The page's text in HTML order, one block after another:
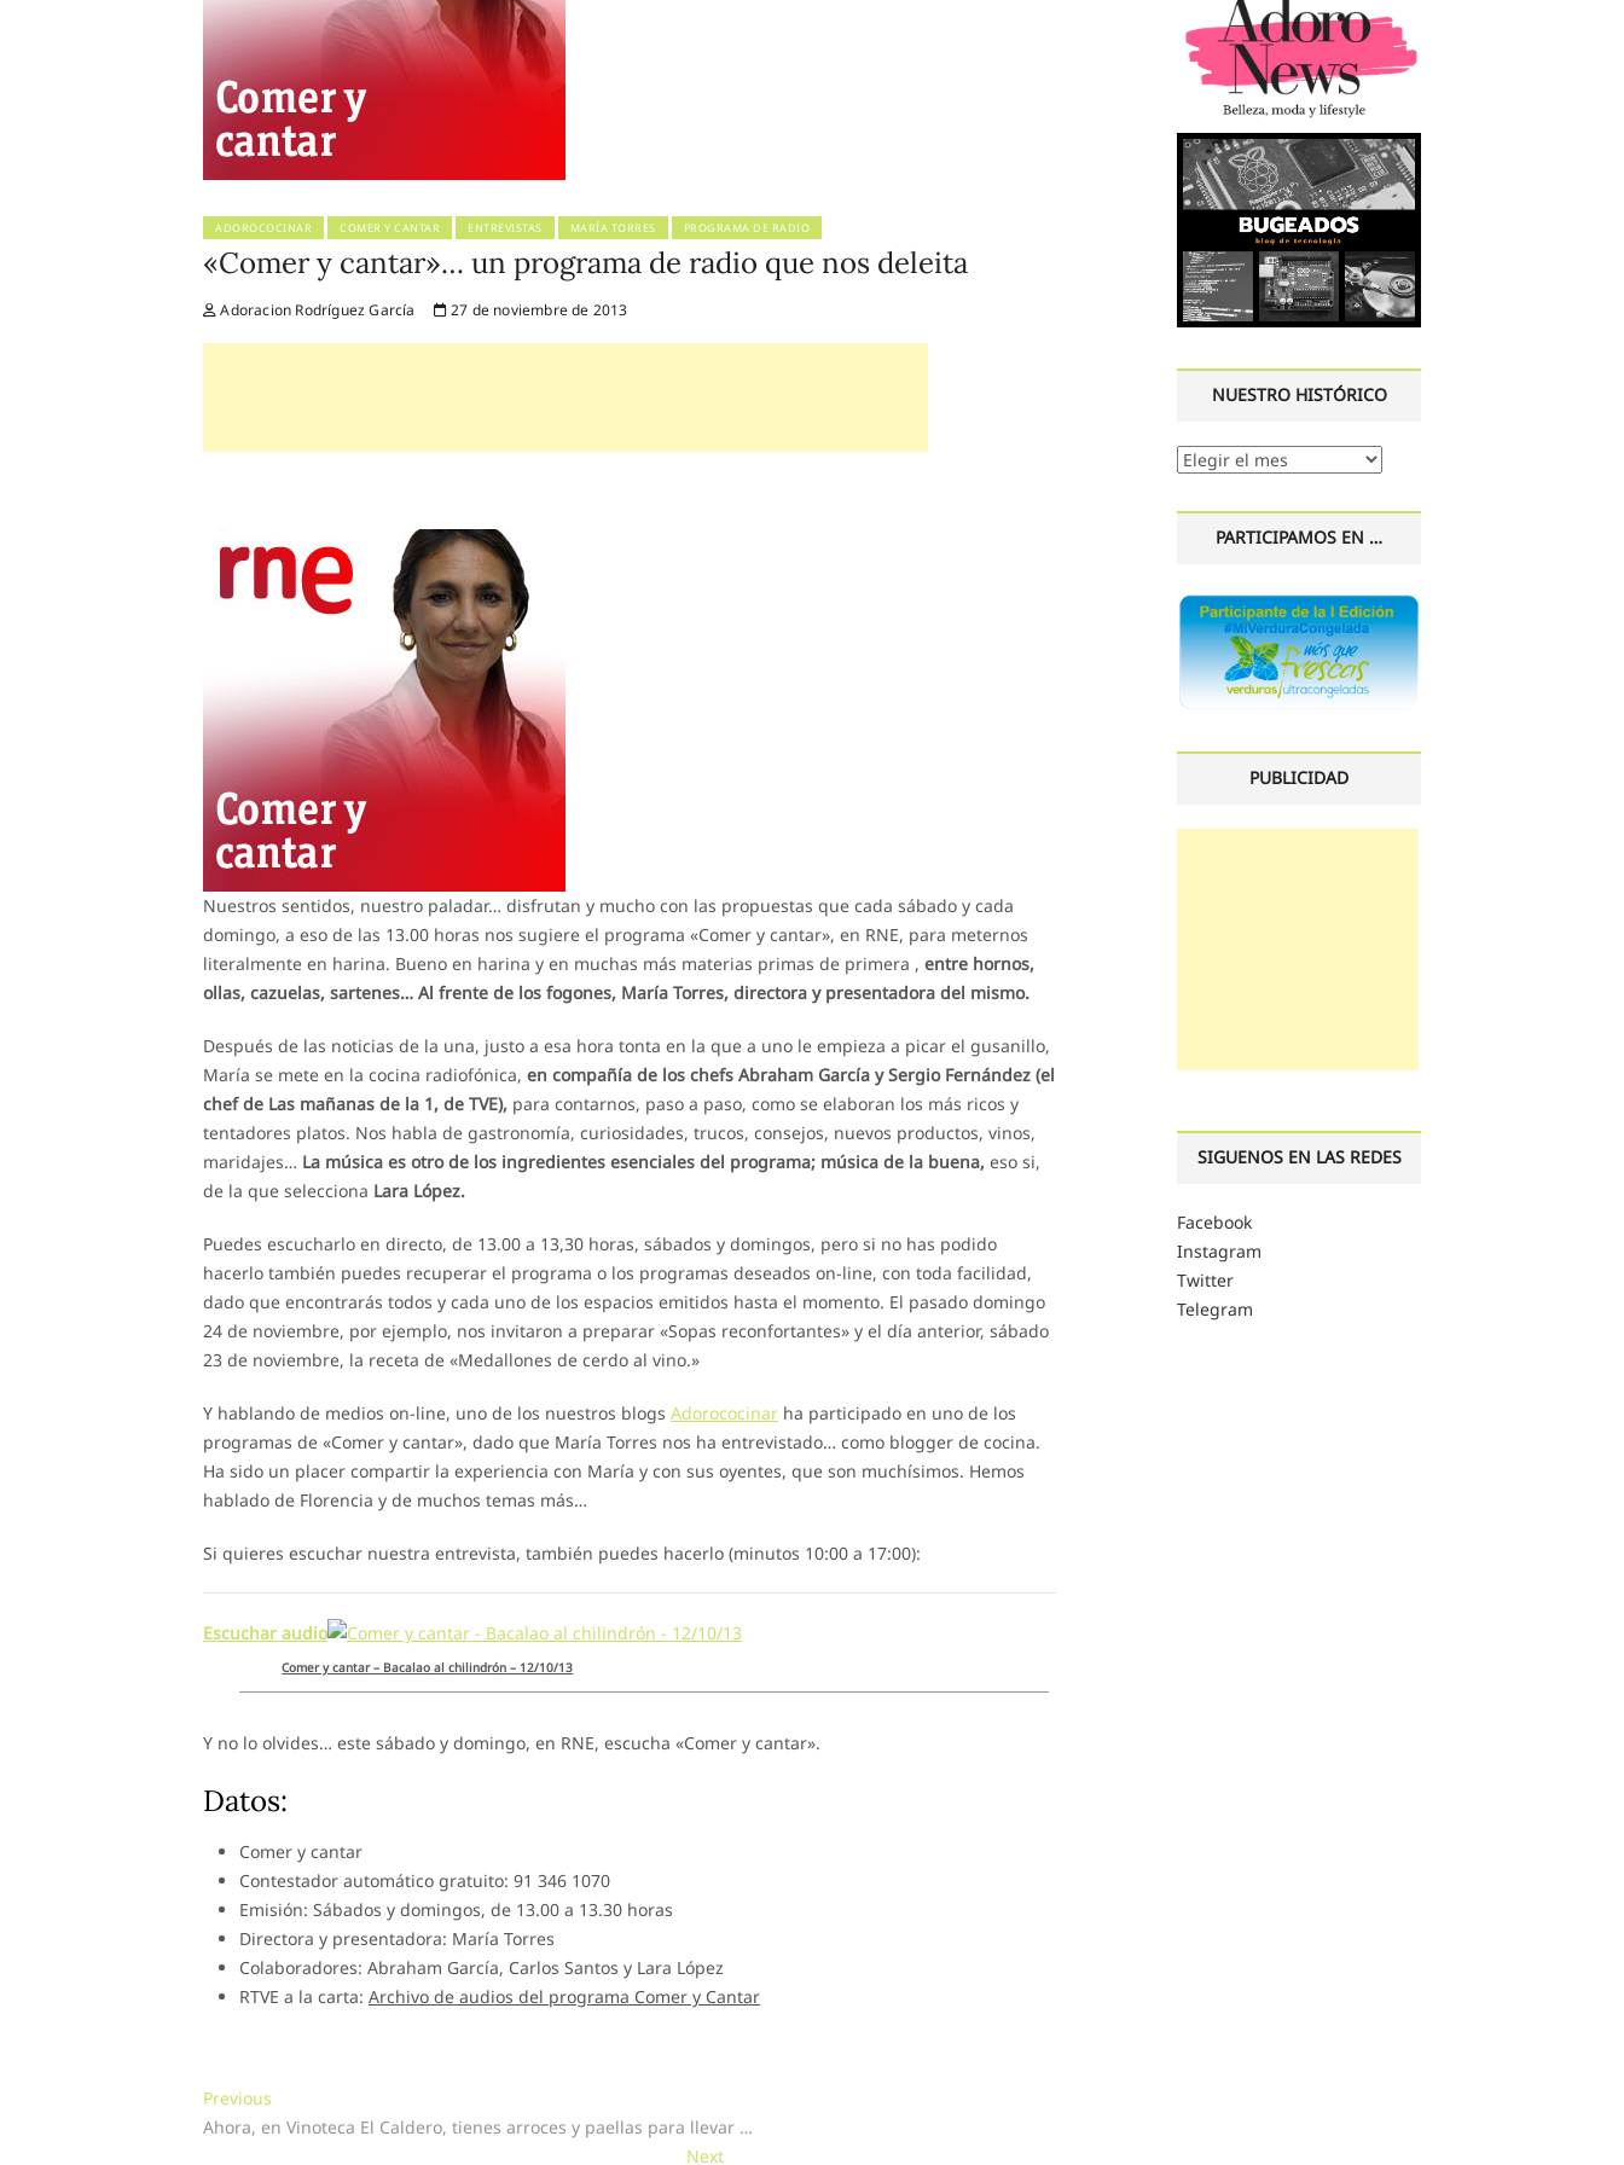
ADOROCOCINAR COMER Y CANTAR ENTREVISTAS MARÍA TORRES PROGRAMA DE RADIO
«Comer y cantar»… un programa de radio que nos deleita
Adoracion Rodríguez García 27 de noviembre de 2013
Nuestros sentidos, nuestro paladar… disfrutan y mucho con las propuestas que cada sábado y cada
domingo, a eso de las 13.00 horas nos sugiere el programa «Comer y cantar», en RNE, para meternos
literalmente en harina. Bueno en harina y en muchas más materias primas de primera , entre hornos,
ollas, cazuelas, sartenes… Al frente de los fogones, María Torres, directora y presentadora del mismo.
Después de las noticias de la una, justo a esa hora tonta en la que a uno le empieza a picar el gusanillo,
María se mete en la cocina radiofónica, en compañía de los chefs Abraham García y Sergio Fernández (el
chef de Las mañanas de la 1, de TVE), para contarnos, paso a paso, como se elaboran los más ricos y
tentadores platos. Nos habla de gastronomía, curiosidades, trucos, consejos, nuevos productos, vinos,
maridajes… La música es otro de los ingredientes esenciales del programa; música de la buena, eso si,
de la que selecciona Lara López.
Puedes escucharlo en directo, de 13.00 a 13,30 horas, sábados y domingos, pero si no has podido
hacerlo también puedes recuperar el programa o los programas deseados on-line, con toda facilidad,
dado que encontrarás todos y cada uno de los espacios emitidos hasta el momento. El pasado domingo
24 de noviembre, por ejemplo, nos invitaron a preparar «Sopas reconfortantes» y el día anterior, sábado
23 de noviembre, la receta de «Medallones de cerdo al vino.»
Y hablando de medios on-line, uno de los nuestros blogs Adorococinar ha participado en uno de los
programas de «Comer y cantar», dado que María Torres nos ha entrevistado… como blogger de cocina.
Ha sido un placer compartir la experiencia con María y con sus oyentes, que son muchísimos. Hemos
hablado de Florencia y de muchos temas más…
Si quieres escuchar nuestra entrevista, también puedes hacerlo (minutos 10:00 a 17:00):
Escuchar audio
Comer y cantar – Bacalao al chilindrón – 12/10/13
Y no lo olvides… este sábado y domingo, en RNE, escucha «Comer y cantar».
Datos:
Comer y cantar
Contestador automático gratuito: 91 346 1070
Emisión: Sábados y domingos, de 13.00 a 13.30 horas
Directora y presentadora: María Torres
Colaboradores: Abraham García, Carlos Santos y Lara López
RTVE a la carta: Archivo de audios del programa Comer y Cantar
Navegación
de
Previous
post:
Ahora, en Vinoteca El Caldero, tienes arroces y paellas para llevar …
NextNext
NUESTRO HISTÓRICO
Nuestro
PARTICIPAMOS EN …
PUBLICIDAD
SIGUENOS EN LAS REDES
Facebook
Instagram
Twitter
Telegram